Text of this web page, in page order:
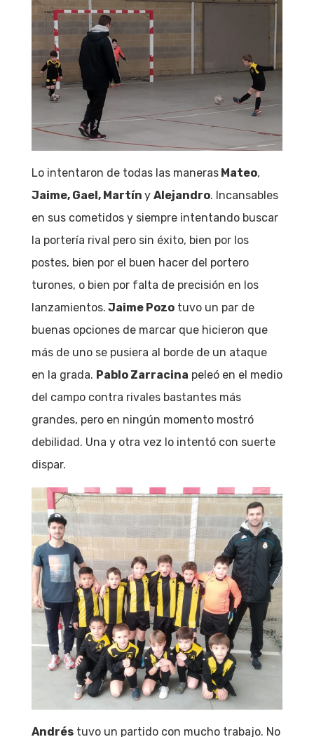
Lo intentaron de todas las manerasMateo,
Jaime, Gael, Martín y Alejandro. Incansables
en sus cometidos y siempre intentando buscar
la portería rival pero sin éxito, bien por los
postes, bien por el buen hacer del portero
turones, o bien por falta de precisión en los
lanzamientos. Jaime Pozotuvo un par de
buenas opciones de marcar que hicieron que
más de uno se pusiera al borde de un ataque
en la grada. Pablo Zarracina peleó en el medio
del campo contra rivales bastantes más
grandes, pero en ningún momento mostró
debilidad. Una y otra vez lo intentó con suerte
dispar.
Andréstuvo un partido con mucho trabajo. No